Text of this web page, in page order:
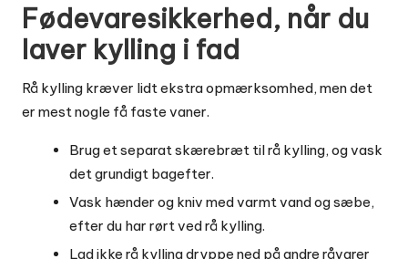
Fødevaresikkerhed, når du
laver kylling i fad
Rå kylling kræver lidt ekstra opmærksomhed, men det
er mest nogle få faste vaner.
Brug et separat skærebræt til rå kylling, og vask
det grundigt bagefter.
Vask hænder og kniv med varmt vand og sæbe,
efter du har rørt ved rå kylling.
Lad ikke rå kylling dryppe ned på andre råvarer